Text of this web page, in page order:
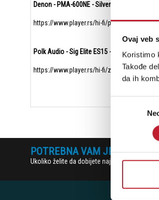
Ovaj veb
Koristimo
Takođe
da ih
сагласности
Denon - PMA-600NE - Silver - Integrisano
https://www.player.rs/hi-fi/pojacala/
Polk Audio - Sig Elite ES15 - White -
https://www.player.rs/hi-fi/zvucnici/
POTREBNA VAM JE POMOĆ?
Ukoliko želite da dobijete najnovije